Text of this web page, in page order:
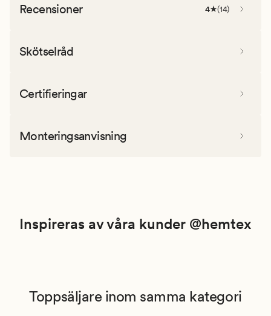
Recensioner 4 (14)
Skötselråd
Certifieringar
Monteringsanvisning
Inspireras av våra kunder @hemtex
Toppsäljare inom samma kategori